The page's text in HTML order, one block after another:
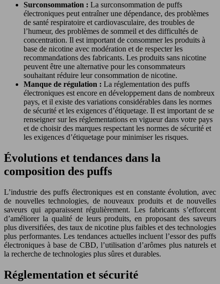
Surconsommation : La surconsommation de puffs
électroniques peut entraîner une dépendance, des problèmes
de santé respiratoire et cardiovasculaire, des troubles de
l’humeur, des problèmes de sommeil et des difficultés de
concentration. Il est important de consommer les produits à
base de nicotine avec modération et de respecter les
recommandations des fabricants. Les produits sans nicotine
peuvent être une alternative pour les consommateurs
souhaitant réduire leur consommation de nicotine.
Manque de régulation : La réglementation des puffs
électroniques est encore en développement dans de nombreux
pays, et il existe des variations considérables dans les normes
de sécurité et les exigences d’étiquetage. Il est important de se
renseigner sur les réglementations en vigueur dans votre pays
et de choisir des marques respectant les normes de sécurité et
les exigences d’étiquetage pour minimiser les risques.
Évolutions et tendances dans la
composition des puffs
L’industrie des puffs électroniques est en constante évolution, avec
de nouvelles technologies, de nouveaux produits et de nouvelles
saveurs qui apparaissent régulièrement. Les fabricants s’efforcent
d’améliorer la qualité de leurs produits, en proposant des saveurs
plus diversifiées, des taux de nicotine plus faibles et des technologies
plus performantes. Les tendances actuelles incluent l’essor des puffs
électroniques à base de CBD, l’utilisation d’arômes plus naturels et
la recherche de technologies plus sûres et durables.
Réglementation et sécurité